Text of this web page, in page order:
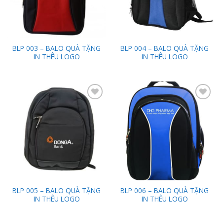
BLP 003 – BALO QUÀ TẶNG
IN THÊU LOGO
BLP 004 – BALO QUÀ TẶNG
IN THÊU LOGO
Add to
Wishlist
BLP 005 – BALO QUÀ TẶNG
IN THÊU LOGO
Add to
Wishlist
BLP 006 – BALO QUÀ TẶNG
IN THÊU LOGO